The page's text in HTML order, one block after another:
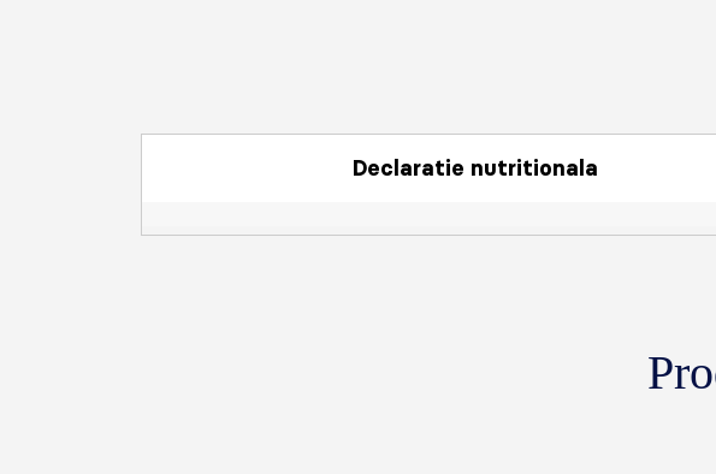
Declaratie nutritionala